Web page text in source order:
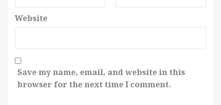
Website
Save my name, email, and website in this
browser for the next time I comment.